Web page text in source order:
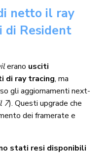
netto il ray
di Resident
erano usciti
di ray tracing, ma
gli aggiornamenti next-
7). Questi upgrade che
dei framerate e
stati resi disponibili